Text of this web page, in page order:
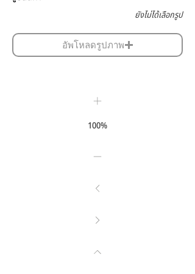
ยังไม่ได้เลือกรูป
อัพโหลดรูปภาพ
100%